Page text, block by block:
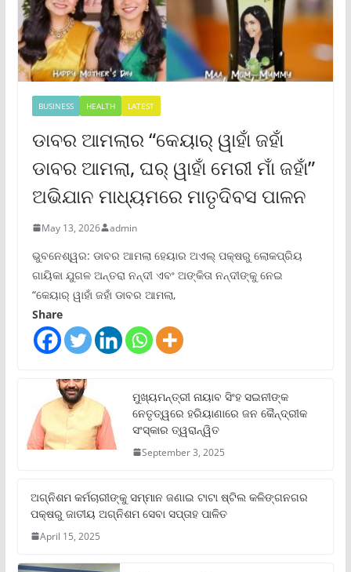
BUSINESS HEALTH LATEST
ଡାବର ଆମଲାର “କେୟାର୍ ୱାହାଁ ଜହାଁ
ଡାବର ଆମଲା, ଘର୍ ୱାହାଁ ମେରୀ ମାଁ ଜହାଁ”
ଅଭିଯାନ ମାଧ୍ୟମରେ ମାତୃଦିବସ ପାଳନ
May 13, 2026 admin
ଭୁବନେଶ୍ୱର: ଡାବର ଆମଲା ହେୟାର ଅଏଲ୍ ପକ୍ଷରୁ ଲୋକପ୍ରିୟ
ଗାୟିକା ଯୁଗଳ ଅନ୍ତରା ନନ୍ଦୀ ଏବଂ ଅଙ୍କିତା ନନ୍ଦୀଙ୍କୁ ନେଇ
“କେୟାର୍ ୱାହାଁ ଜହାଁ ଡାବର ଆମଲା,
Share
ମୁଖ୍ୟମନ୍ତ୍ରୀ ନାୟାବ ସିଂହ ସଇନୀଙ୍କ
ନେତୃତ୍ୱରେ ହରିୟାଣାରେ ଜନ କୈନ୍ଦ୍ରୀକ
ସଂସ୍କାର ତ୍ୱରାନ୍ୱିତ
September 3, 2025
ଅଗ୍ନିଶମ କର୍ମଚାରୀଙ୍କୁ ସମ୍ମାନ ଜଣାଇ ଟାଟା ଷ୍ଟିଲ କଳିଙ୍ଗନଗର
ପକ୍ଷରୁ ଜାତୀୟ ଅଗ୍ନିଶମ ସେବା ସପ୍ତାହ ପାଳିତ
April 15, 2025